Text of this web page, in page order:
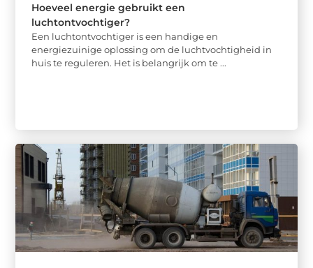
Hoeveel energie gebruikt een
luchtontvochtiger?
Een luchtontvochtiger is een handige en
energiezuinige oplossing om de luchtvochtigheid in
huis te reguleren. Het is belangrijk om te ...